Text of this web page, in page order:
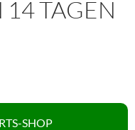
TAGEN
SHOP